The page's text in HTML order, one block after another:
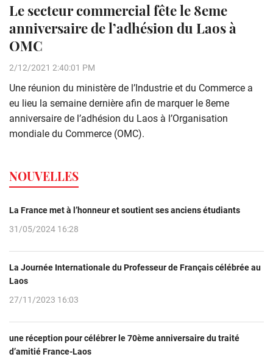
Le secteur commercial fête le 8eme
anniversaire de l’adhésion du Laos à
OMC
2/12/2021 2:40:01 PM
Une réunion du ministère de l’Industrie et du Commerce a
eu lieu la semaine dernière afin de marquer le 8eme
anniversaire de l’adhésion du Laos à l’Organisation
mondiale du Commerce (OMC).
NOUVELLES
La France met à l’honneur et soutient ses anciens étudiants
31/05/2024 16:28
La Journée Internationale du Professeur de Français célébrée au
Laos
27/11/2023 16:03
une réception pour célébrer le 70ème anniversaire du traité
d’amitié France-Laos